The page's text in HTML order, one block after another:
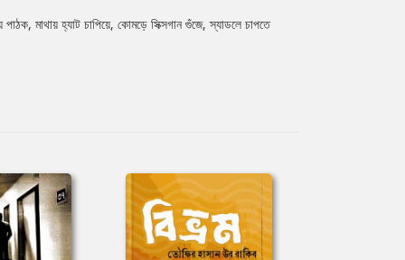
মাথায় হ্যাট চাপিয়ে, কোমড়ে সিক্সগান গুঁজে, স্যাডলে চাপতে